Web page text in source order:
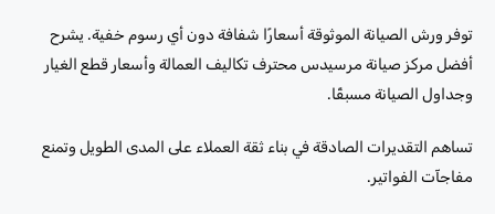
توفر ورش الصيانة الموثوقة أسعارًا شفافة دون أي رسوم خفية. يشرح
أفضل مركز صيانة مرسيدس محترف تكاليف العمالة وأسعار قطع الغيار
وجداول الصيانة مسبقًا.
تساهم التقديرات الصادقة في بناء ثقة العملاء على المدى الطويل وتمنع
مفاجآت الفواتير.